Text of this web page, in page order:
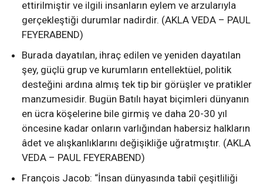
ettirilmiştir ve ilgili insanların eylem ve arzularıyla
gerçekleştiği durumlar nadirdir. (AKLA VEDA – PAUL
FEYERABEND)
Burada dayatılan, ihraç edilen ve yeniden dayatılan
şey, güçlü grup ve kurumların entellektüel, politik
desteğini ardına almış tek tip bir görüşler ve pratikler
manzumesidir. Bugün Batılı hayat biçimleri dünyanın
en ücra köşelerine bile girmiş ve daha 20-30 yıl
öncesine kadar onların varlığından habersiz halkların
âdet ve alışkanlıklarını değişikliğe uğratmıştır. (AKLA
VEDA – PAUL FEYERABEND)
François Jacob: “İnsan dünyasında tabiî çeşitliliği